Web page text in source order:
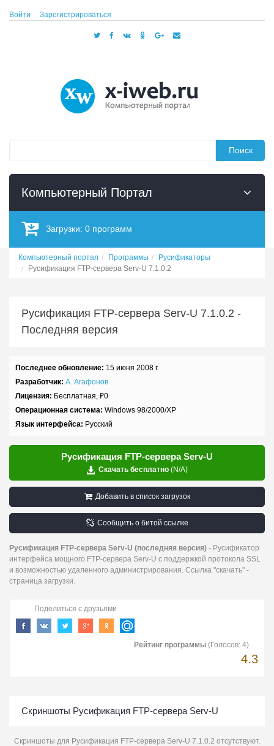
Войти Зарегистрироваться
Поиск
Компьютерный Портал
Загрузки: 0 программ
Компьютерный портал Программы
Русификаторы
Русификация FTP-сервера Serv-U 7.1.0.2
Русификация FTP-сервера Serv-U 7.1.0.2 -
Последняя версия
Последнее обновление: 15 июня 2008 г.
Разработчик: А. Агафонов
Лицензия: Бесплатная, ₽0
Операционная система: Windows 98/2000/XP
Язык интерфейса: Русский
Русификация FTP-сервера Serv-U
Скачать бесплатно (N/A)
Добавить в список загрузок
Сообщить о битой ссылке
Русификация FTP-сервера Serv-U (последняя версия) - Русификатор
интерфейса мощного FTP-сервера Serv-U с поддержкой протокола SSL
и возможностью удаленного администрирования. Ссылка "скачать" -
страница загрузки.
Поделиться с друзьями
Рейтинг программы (Голосов: 4)
4.3
Скриншоты Русификация FTP-сервера Serv-U
Скриншоты для Русификация FTP-сервера Serv-U 7.1.0.2 отсутствуют.